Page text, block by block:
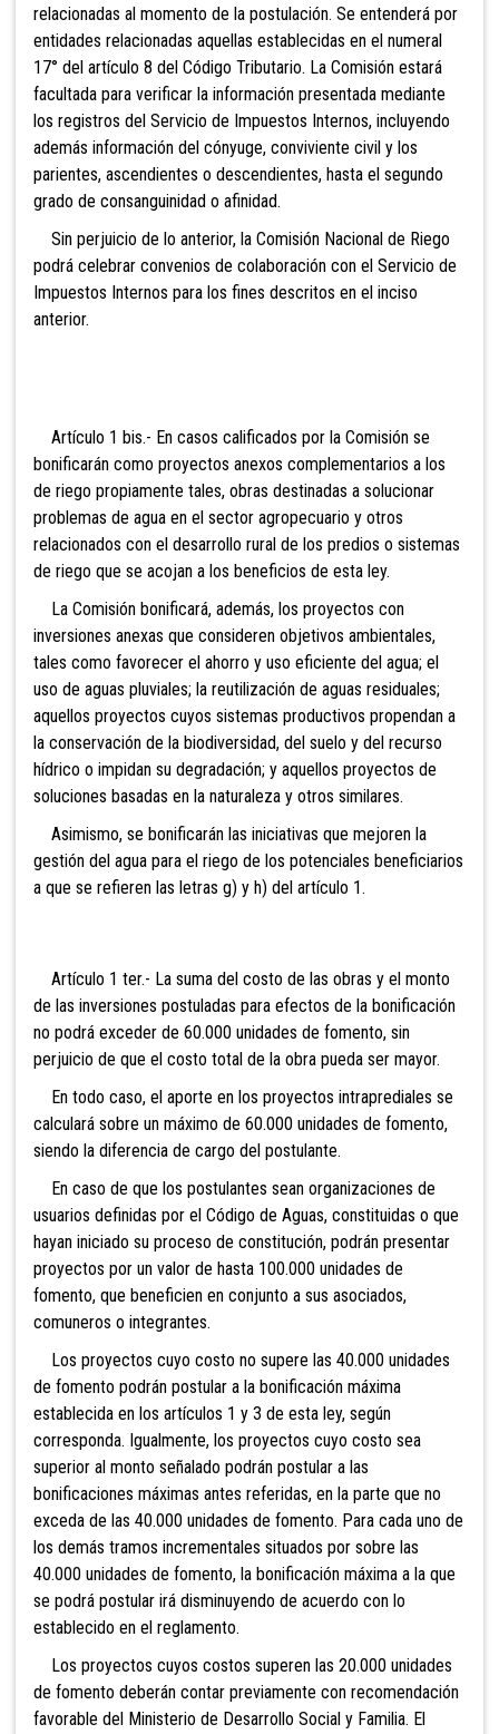
relacionadas al momento de la postulación. Se entenderá por
entidades relacionadas aquellas establecidas en el numeral
17° del artículo 8 del Código Tributario. La Comisión estará
facultada para verificar la información presentada mediante
los registros del Servicio de Impuestos Internos, incluyendo
además información del cónyuge, conviviente civil y los
parientes, ascendientes o descendientes, hasta el segundo
grado de consanguinidad o afinidad.
Sin perjuicio de lo anterior, la Comisión Nacional de Riego
podrá celebrar convenios de colaboración con el Servicio de
Impuestos Internos para los fines descritos en el inciso
anterior.
Artículo 1 bis.- En casos calificados por la Comisión se
bonificarán como proyectos anexos complementarios a los
de riego propiamente tales, obras destinadas a solucionar
problemas de agua en el sector agropecuario y otros
relacionados con el desarrollo rural de los predios o sistemas
de riego que se acojan a los beneficios de esta ley.
La Comisión bonificará, además, los proyectos con
inversiones anexas que consideren objetivos ambientales,
tales como favorecer el ahorro y uso eficiente del agua; el
uso de aguas pluviales; la reutilización de aguas residuales;
aquellos proyectos cuyos sistemas productivos propendan a
la conservación de la biodiversidad, del suelo y del recurso
hídrico o impidan su degradación; y aquellos proyectos de
soluciones basadas en la naturaleza y otros similares.
Asimismo, se bonificarán las iniciativas que mejoren la
gestión del agua para el riego de los potenciales beneficiarios
a que se refieren las letras g) y h) del artículo 1.
Artículo 1 ter.- La suma del costo de las obras y el monto
de las inversiones postuladas para efectos de la bonificación
no podrá exceder de 60.000 unidades de fomento, sin
perjuicio de que el costo total de la obra pueda ser mayor.
En todo caso, el aporte en los proyectos intraprediales se
calculará sobre un máximo de 60.000 unidades de fomento,
siendo la diferencia de cargo del postulante.
En caso de que los postulantes sean organizaciones de
usuarios definidas por el Código de Aguas, constituidas o que
hayan iniciado su proceso de constitución, podrán presentar
proyectos por un valor de hasta 100.000 unidades de
fomento, que beneficien en conjunto a sus asociados,
comuneros o integrantes.
Los proyectos cuyo costo no supere las 40.000 unidades
de fomento podrán postular a la bonificación máxima
establecida en los artículos 1 y 3 de esta ley, según
corresponda. Igualmente, los proyectos cuyo costo sea
superior al monto señalado podrán postular a las
bonificaciones máximas antes referidas, en la parte que no
exceda de las 40.000 unidades de fomento. Para cada uno de
los demás tramos incrementales situados por sobre las
40.000 unidades de fomento, la bonificación máxima a la que
se podrá postular irá disminuyendo de acuerdo con lo
establecido en el reglamento.
Los proyectos cuyos costos superen las 20.000 unidades
de fomento deberán contar previamente con recomendación
favorable del Ministerio de Desarrollo Social y Familia. El